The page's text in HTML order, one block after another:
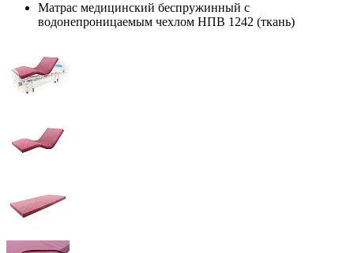
Матрас медицинский беспружинный с
водонепроницаемым чехлом НПВ 1242 (ткань)